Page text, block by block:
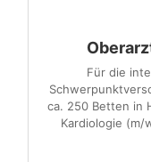
Für die
ca. 250 Betten in
Kardiologie (m/